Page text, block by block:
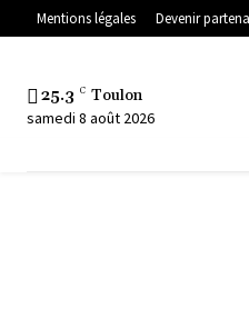
Mentions légales Devenir
25.3 C Toulon
samedi 8 août 2026